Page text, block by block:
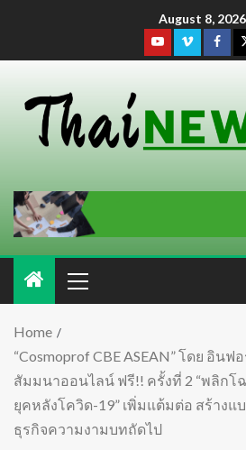
August 8, 2026
Home
“Cosmoprof CBE ASEAN” โดย อินฟ
สัมมนาออนไลน์ ฟรี!! ครั้งที่ 2 “พลิกโ
ยุคหลังโควิด-19” เพิ่มแต้มต่อ สร้างแ
ธุรกิจความงามบทถัดไป